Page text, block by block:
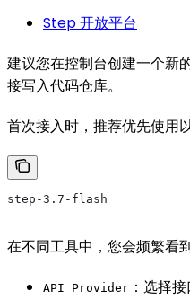
Step 开放平台
建议您在控制台创建一个新
接写入代码仓库。
首次接入时，推荐优先使用
step-3.7-flash
在不同工具中，您会频繁看
API Provider ：选择